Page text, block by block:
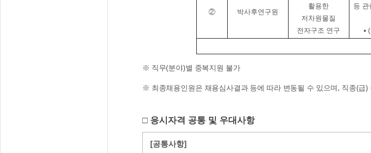
② 박사후연구원
활용한
저차원물질
전자구조 연구
등 관
▪
※ 직무(분야)별 중복지원 불가
※ 최종채용인원은 채용심사결과 등에 따라 변동될 수 있으며, 직종(급
□ 응시자격 공통 및 우대사항
[공통사항]